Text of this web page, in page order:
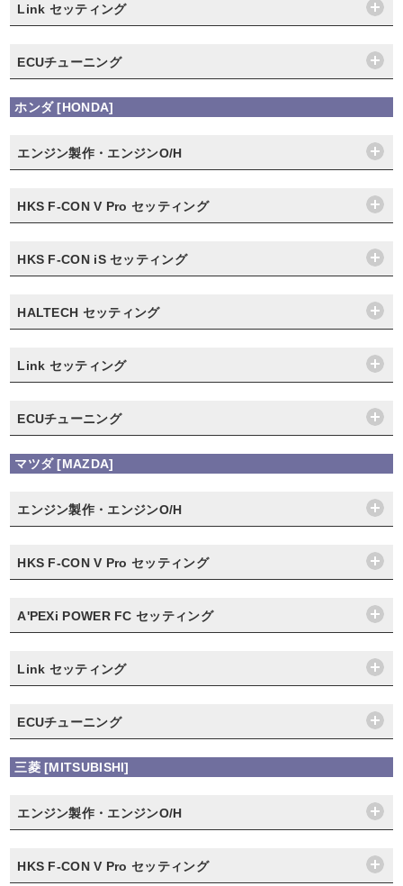
Link セッティング
ECUチューニング
ホンダ [HONDA]
エンジン製作・エンジンO/H
HKS F-CON V Pro セッティング
HKS F-CON iS セッティング
HALTECH セッティング
Link セッティング
ECUチューニング
マツダ [MAZDA]
エンジン製作・エンジンO/H
HKS F-CON V Pro セッティング
A'PEXi POWER FC セッティング
Link セッティング
ECUチューニング
三菱 [MITSUBISHI]
エンジン製作・エンジンO/H
HKS F-CON V Pro セッティング